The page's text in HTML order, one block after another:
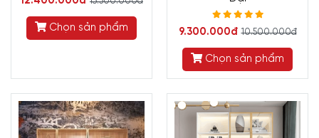
Chọn sản phẩm 9.300.000đ 10.500.000đ
Chọn sản phẩm